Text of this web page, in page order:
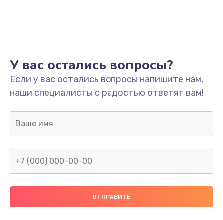
У вас остались вопросы?
Если у вас остались вопросы напишите нам,
наши специалисты с радостью ответят вам!